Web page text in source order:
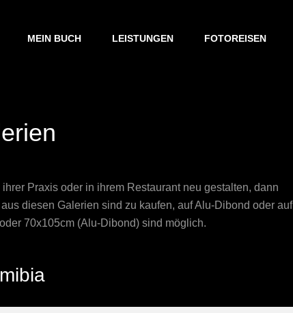
MEIN BUCH LEISTUNGEN FOTOREISEN
Praxis oder in ihrem Restaurant neu gestalten, dann
diesen Galerien sind zu kaufen, auf Alu-Dibond oder auf
70x105cm (Alu-Dibond) sind möglich.